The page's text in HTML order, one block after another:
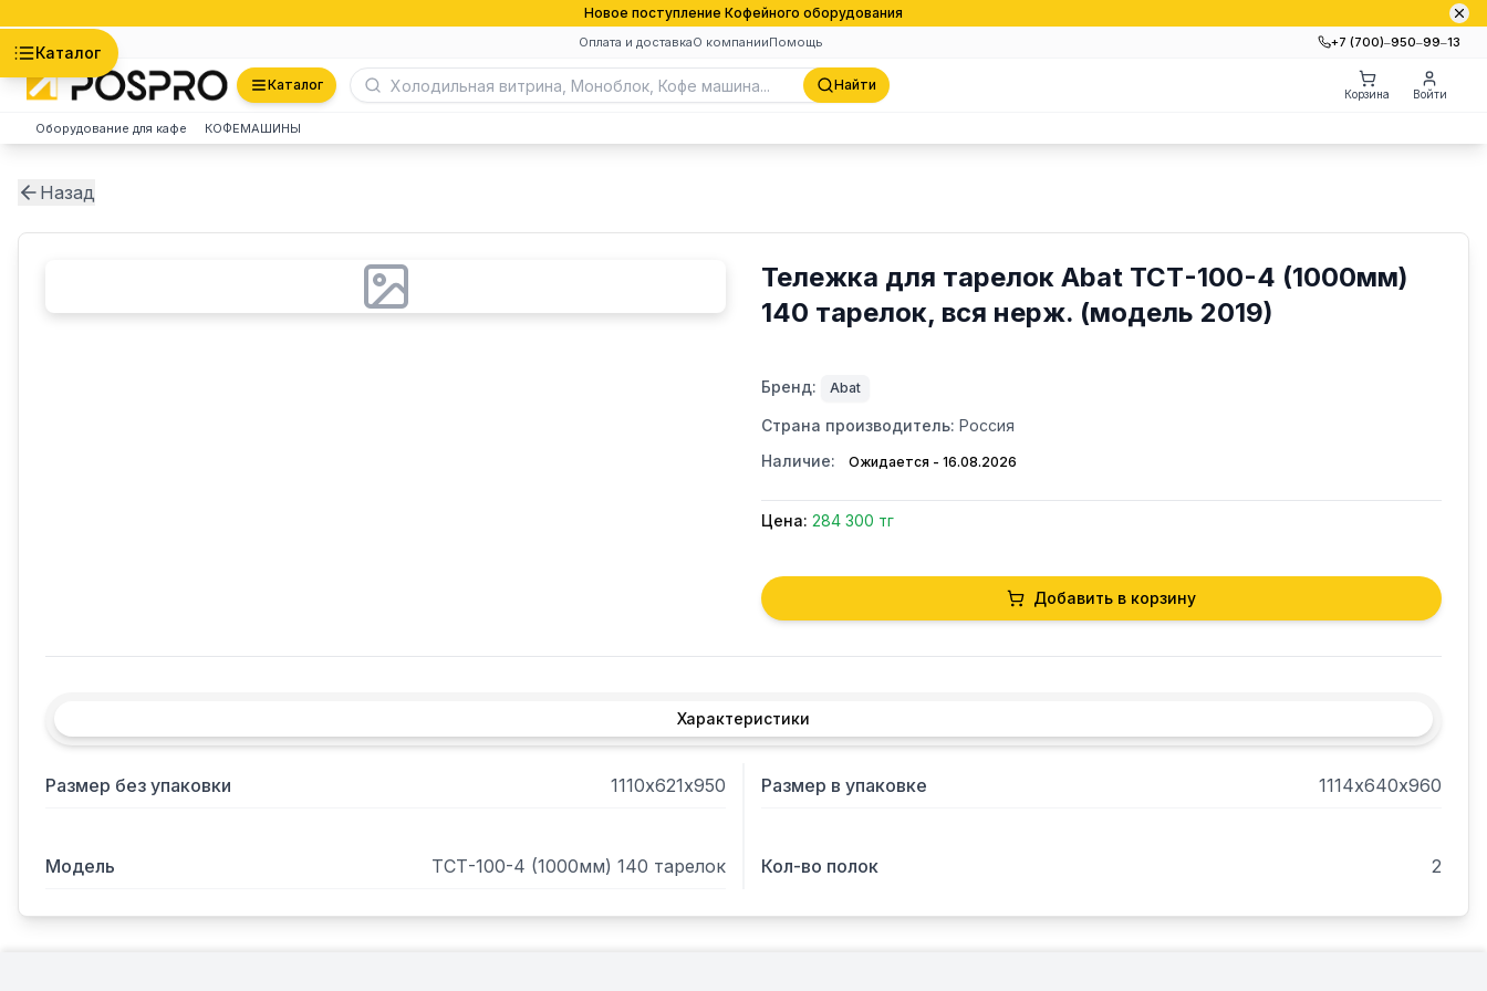
Новое поступление Кофейного оборудования
Оплата и доставкаО компанииПомощь +7 (700)‒950‒99‒13
Каталог
Каталог Найти
Корзина Войти
Оборудование для кафе КОФЕМАШИНЫ
Назад
Тележка для тарелок Abat ТСТ-100-4 (1000мм)
140 тарелок, вся нерж. (модель 2019)
Бренд: Abat
Страна производитель: Россия
Наличие:
Ожидается - 16.08.2026
Цена: 284 300 тг
Добавить в корзину
Характеристики
Размер без упаковки 1110х621х950 Размер в упаковке 1114х640х960
Модель ТСТ-100-4 (1000мм) 140 тарелок Кол-во полок 2